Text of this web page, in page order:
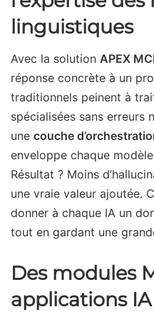
linguistiques
Avec la solution APEX
réponse concrète à un
traditionnels peinent à
spécialisées sans erreurs
une couche
enveloppe chaque
Résultat ? Moins
une vraie valeur ajoutée.
donner à chaque IA un
tout en gardant une
Des modules
applications